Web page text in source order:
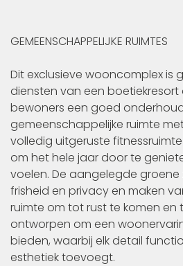
GEMEENSCHAPPELIJKE RUIMTES
Dit exclusieve wooncomplex is
diensten van een boetiekresort
bewoners een goed
gemeenschappelijke ruimte
volledig uitgeruste
om het hele jaar door te
voelen. De aangelegde
frisheid en privacy en maken
ruimte om tot rust te komen en
ontworpen om een
bieden, waarbij elk detail
esthetiek toevoegt.